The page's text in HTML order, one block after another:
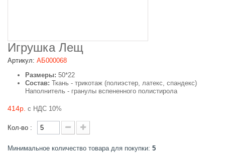
Игрушка Лещ
Артикул: АБ000068
Размеры: 50*22
Состав: Ткань - трикотаж (полиэстер, латекс, спандекс)
Наполнитель - гранулы вспененного полистирола
414р. с НДС 10%
Кол-во :
Минимальное количество товара для покупки: 5